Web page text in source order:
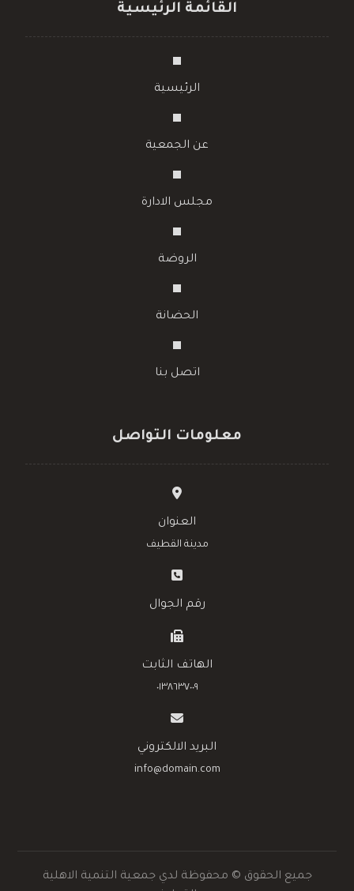
القائمة الرئيسية
الرئيسية
عن الجمعية
مجلس الادارة
الروضة
الحضانة
اتصل بنا
معلومات التواصل
العنوان
مدينة القطيف
رقم الجوال
الهاتف الثابت
٠١٣٨٦٣٧٠٠٩
البريد الالكتروني
info@domain.com
جميع الحقوق © محفوظة لدي جمعية التنمية الاهلية